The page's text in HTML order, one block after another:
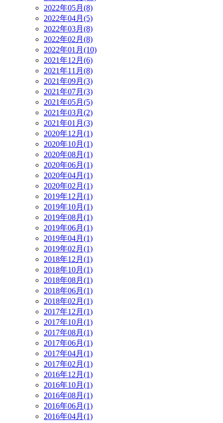
2022年05月(8)
2022年04月(5)
2022年03月(8)
2022年02月(8)
2022年01月(10)
2021年12月(6)
2021年11月(8)
2021年09月(3)
2021年07月(3)
2021年05月(5)
2021年03月(2)
2021年01月(3)
2020年12月(1)
2020年10月(1)
2020年08月(1)
2020年06月(1)
2020年04月(1)
2020年02月(1)
2019年12月(1)
2019年10月(1)
2019年08月(1)
2019年06月(1)
2019年04月(1)
2019年02月(1)
2018年12月(1)
2018年10月(1)
2018年08月(1)
2018年06月(1)
2018年02月(1)
2017年12月(1)
2017年10月(1)
2017年08月(1)
2017年06月(1)
2017年04月(1)
2017年02月(1)
2016年12月(1)
2016年10月(1)
2016年08月(1)
2016年06月(1)
2016年04月(1)